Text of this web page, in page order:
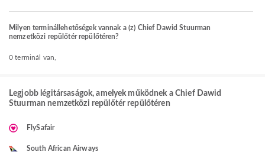
Milyen terminállehetőségek vannak a (z) Chief Dawid Stuurman
nemzetközi repülőtér repülőtéren?
0 terminál van,
Legjobb légitársaságok, amelyek működnek a Chief Dawid
Stuurman nemzetközi repülőtér repülőtéren
FlySafair
South African Airways